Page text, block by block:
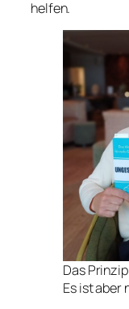
helfen.
Das
Es ist aber